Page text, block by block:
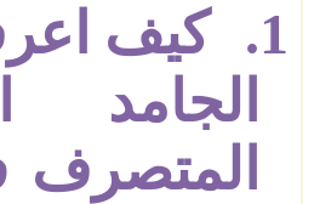
1.
كيف
الجامد
المتصرف